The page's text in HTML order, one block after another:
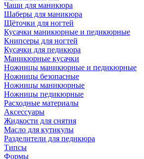
Чаши для маникюра
Шаберы для маникюра
Щёточки для ногтей
Кусачки маникюрные и педикюрные
Книпсеры для ногтей
Кусачки для педикюра
Маникюрные кусачки
Ножницы маникюрные и педикюрные
Ножницы безопасные
Ножницы маникюрные
Ножницы педикюрные
Расходные материалы
Аксессуары
Жидкости для снятия
Масло для кутикулы
Разделители для педикюра
Типсы
Формы